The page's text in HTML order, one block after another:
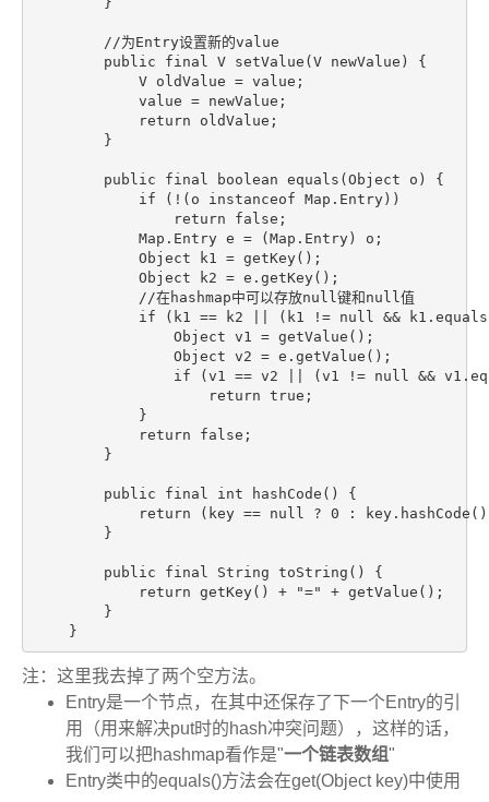
        //为Entry设置新的value
        public final V setValue(V newValue) {
            V oldValue = value;
            value = newValue;
            return oldValue;
        }
        public final boolean equals(Object o) {
            if (!(o instanceof Map.Entry))
                return false;
            Map.Entry e = (Map.Entry) o;
            Object k1 = getKey();
            Object k2 = e.getKey();
            //在hashmap中可以存放null键和null值
if (k1 == k2 || (k1 != null &&
                Object v1 = getValue();
                Object v2 = e.getValue();
if (v1 == v2 || (v1 != null &&
                    return true;
            }
            return false;
        }
        public final int hashCode() {
return (key == null ? 0 :
        }
        public final String toString() {
            return getKey() + "=" + getValue();
        }
    }
注：这里我去掉了两个空方法。
Entry是一个节点，在其中还保存了下一个Entry的引
用（用来解决put时的hash冲突问题），这样的话，
我们可以把hashmap看作是"一个链表数组"
Entry类中的equals()方法会在get(Object key)中使用